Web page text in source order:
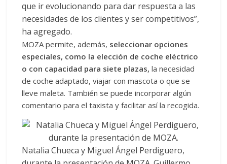
que ir evolucionando para dar respuesta a las
necesidades de los clientes y ser competitivos”,
ha agregado.
MOZA permite, además, seleccionar opciones
especiales, como la elección de coche eléctrico
o con capacidad para siete plazas,la necesidad
de coche adaptado, viajar con mascota o que se
lleve maleta. También se puede incorporar algún
comentario para el taxista y facilitar así la recogida.
Natalia Chueca y Miguel Ángel Perdiguero,